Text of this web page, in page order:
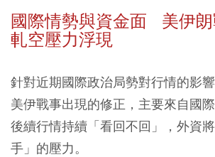
國際情勢與資金面 美伊朗
軋空壓力浮現
針對近期國際政治局勢對行情的影
美伊戰事出現的修正，主要來自國
後續行情持續「看回不回」，外資
手」的壓力。